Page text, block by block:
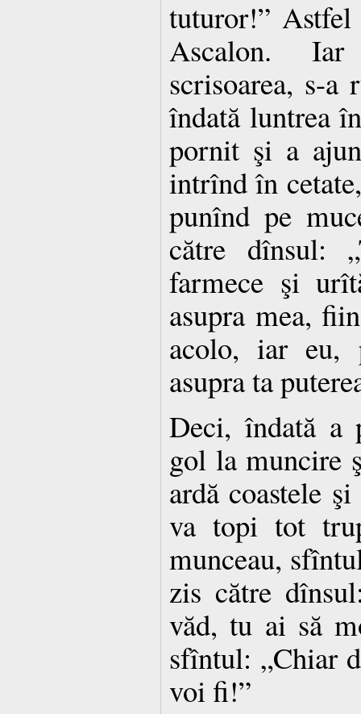
tuturor!”
Ascalon.
scrisoarea, s-a
îndată luntrea
pornit şi a
intrînd în
punînd pe
către dînsul:
farmece şi
asupra mea,
acolo, iar eu,
asupra ta
Deci, îndată a
gol la muncire
ardă coastele
va topi tot
munceau,
zis către
văd, tu ai să
sfîntul: „Chiar
voi fi!”